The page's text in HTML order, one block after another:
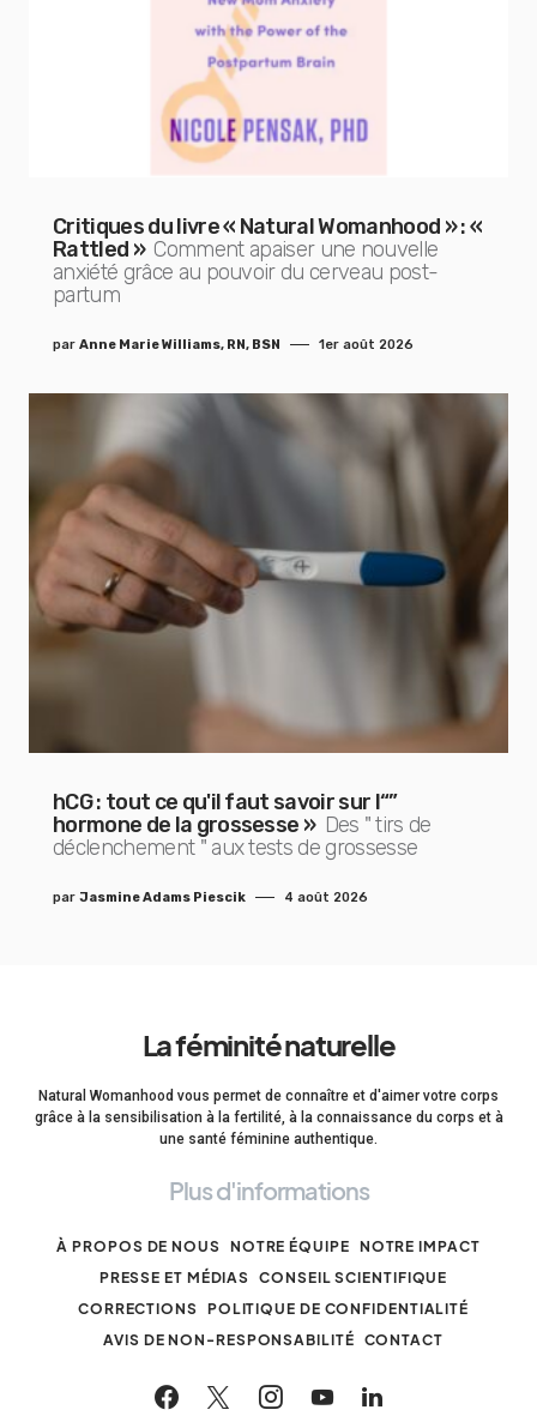
Critiques du livre « Natural Womanhood » : «
Rattled » Comment apaiser une nouvelle
anxiété grâce au pouvoir du cerveau post-
partum
par Anne Marie Williams, RN, BSN 1er août 2026
hCG : tout ce qu'il faut savoir sur l“”
hormone de la grossesse » Des " tirs de
déclenchement " aux tests de grossesse
par Jasmine Adams Piescik 4 août 2026
La féminité naturelle
Natural Womanhood vous permet de connaître et d'aimer votre corps
grâce à la sensibilisation à la fertilité, à la connaissance du corps et à
une santé féminine authentique.
Plus d'informations
À PROPOS DE NOUS NOTRE ÉQUIPE NOTRE IMPACT
PRESSE ET MÉDIAS
CONSEIL SCIENTIFIQUE
CORRECTIONS POLITIQUE DE CONFIDENTIALITÉ
AVIS DE NON-RESPONSABILITÉ CONTACT